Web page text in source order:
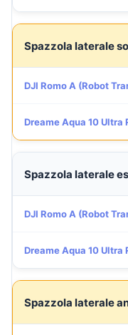
Spazzola laterale
DJI Romo A (Robot
Dreame Aqua 10 Ultra
Spazzola laterale
DJI Romo A (Robot
Dreame Aqua 10 Ultra
Spazzola laterale